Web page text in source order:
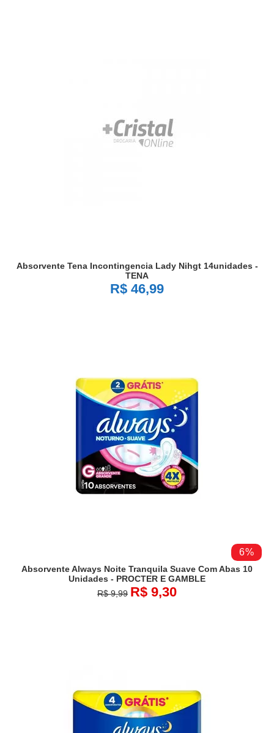
Absorvente Tena Incontingencia Lady Nihgt 14unidades -
TENA
R$ 46,99
6%
Absorvente Always Noite Tranquila Suave Com Abas 10
Unidades - PROCTER E GAMBLE
R$ 9,99 R$ 9,30